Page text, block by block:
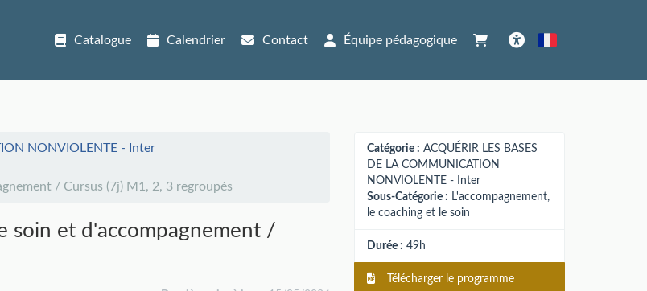
Catalogue Calendrier Contact
Équipe pédagogique
Français
NONVIOLENTE - Inter
/ Cursus (7j) M1, 2, 3 regroupés
soin et d'accompagnement /
Catégorie : ACQUÉRIR LES BASES
DE LA COMMUNICATION
NONVIOLENTE - Inter
Sous-Catégorie : L'accompagnement,
le coaching et le soin
Durée : 49h
Télécharger le programme